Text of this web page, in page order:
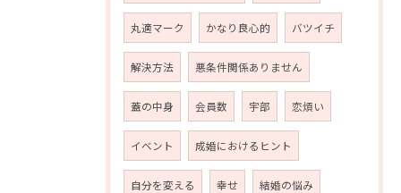
丸適マーク かなり良心的 バツイチ
解決方法 悪条件関係ありません
蓋の中身 会員数 宇部 恋煩い
イベント 成婚におけるヒント
自分を変える 幸せ 結婚の悩み